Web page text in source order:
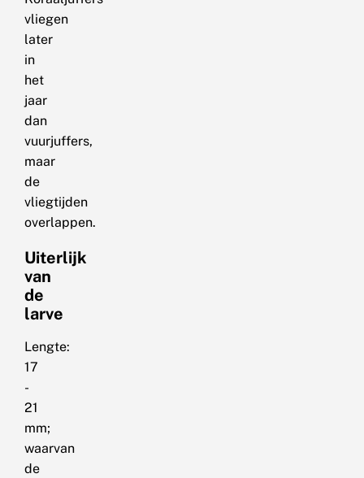
vliegen
later
in
het
jaar
dan
vuurjuffers,
maar
de
vliegtijden
overlappen.
Uiterlijk
van
de
larve
Lengte:
17
-
21
mm;
waarvan
de